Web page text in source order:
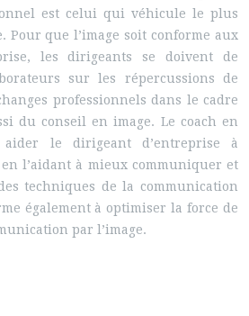
est celui qui véhicule le plus
Pour que l’image soit conforme aux
les dirigeants se doivent de
sur les répercussions de
professionnels dans le cadre
du conseil en image. Le coach en
aider le dirigeant d’entreprise à
l’aidant à mieux communiquer et
techniques de la communication
également à optimiser la force de
par l’image.